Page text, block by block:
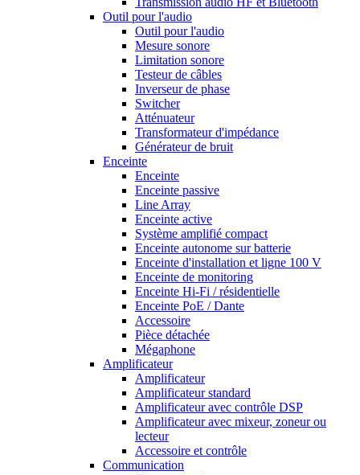
Outil pour l'audio
Outil pour l'audio
Mesure sonore
Limitation sonore
Testeur de câbles
Inverseur de phase
Switcher
Atténuateur
Transformateur d'impédance
Générateur de bruit
Enceinte
Enceinte
Enceinte passive
Line Array
Enceinte active
Système amplifié compact
Enceinte autonome sur batterie
Enceinte d'installation et ligne 100 V
Enceinte de monitoring
Enceinte Hi-Fi / résidentielle
Enceinte PoE / Dante
Accessoire
Pièce détachée
Mégaphone
Amplificateur
Amplificateur
Amplificateur standard
Amplificateur avec contrôle DSP
Amplificateur avec mixeur, zoneur ou
lecteur
Accessoire et contrôle
Communication